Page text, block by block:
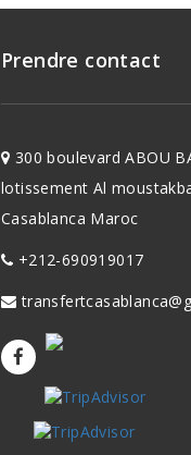
Prendre contact
300 boulevard ABOU
lotissement Al
Casablanca Maroc
+212-690919017